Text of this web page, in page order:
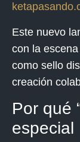
Este nuevo
con la
como sello
creación
Por qué
especial